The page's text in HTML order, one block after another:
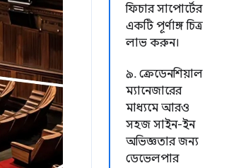
ফিচার সাপোর্টের
একটি পূর্ণাঙ্গ চিত্র
লাভ করুন।
৯. ক্রেডেনশিয়াল
ম্যানেজারের
মাধ্যমে আরও
সহজ সাইন-ইন
অভিজ্ঞতার জন্য
ডেভেলপার